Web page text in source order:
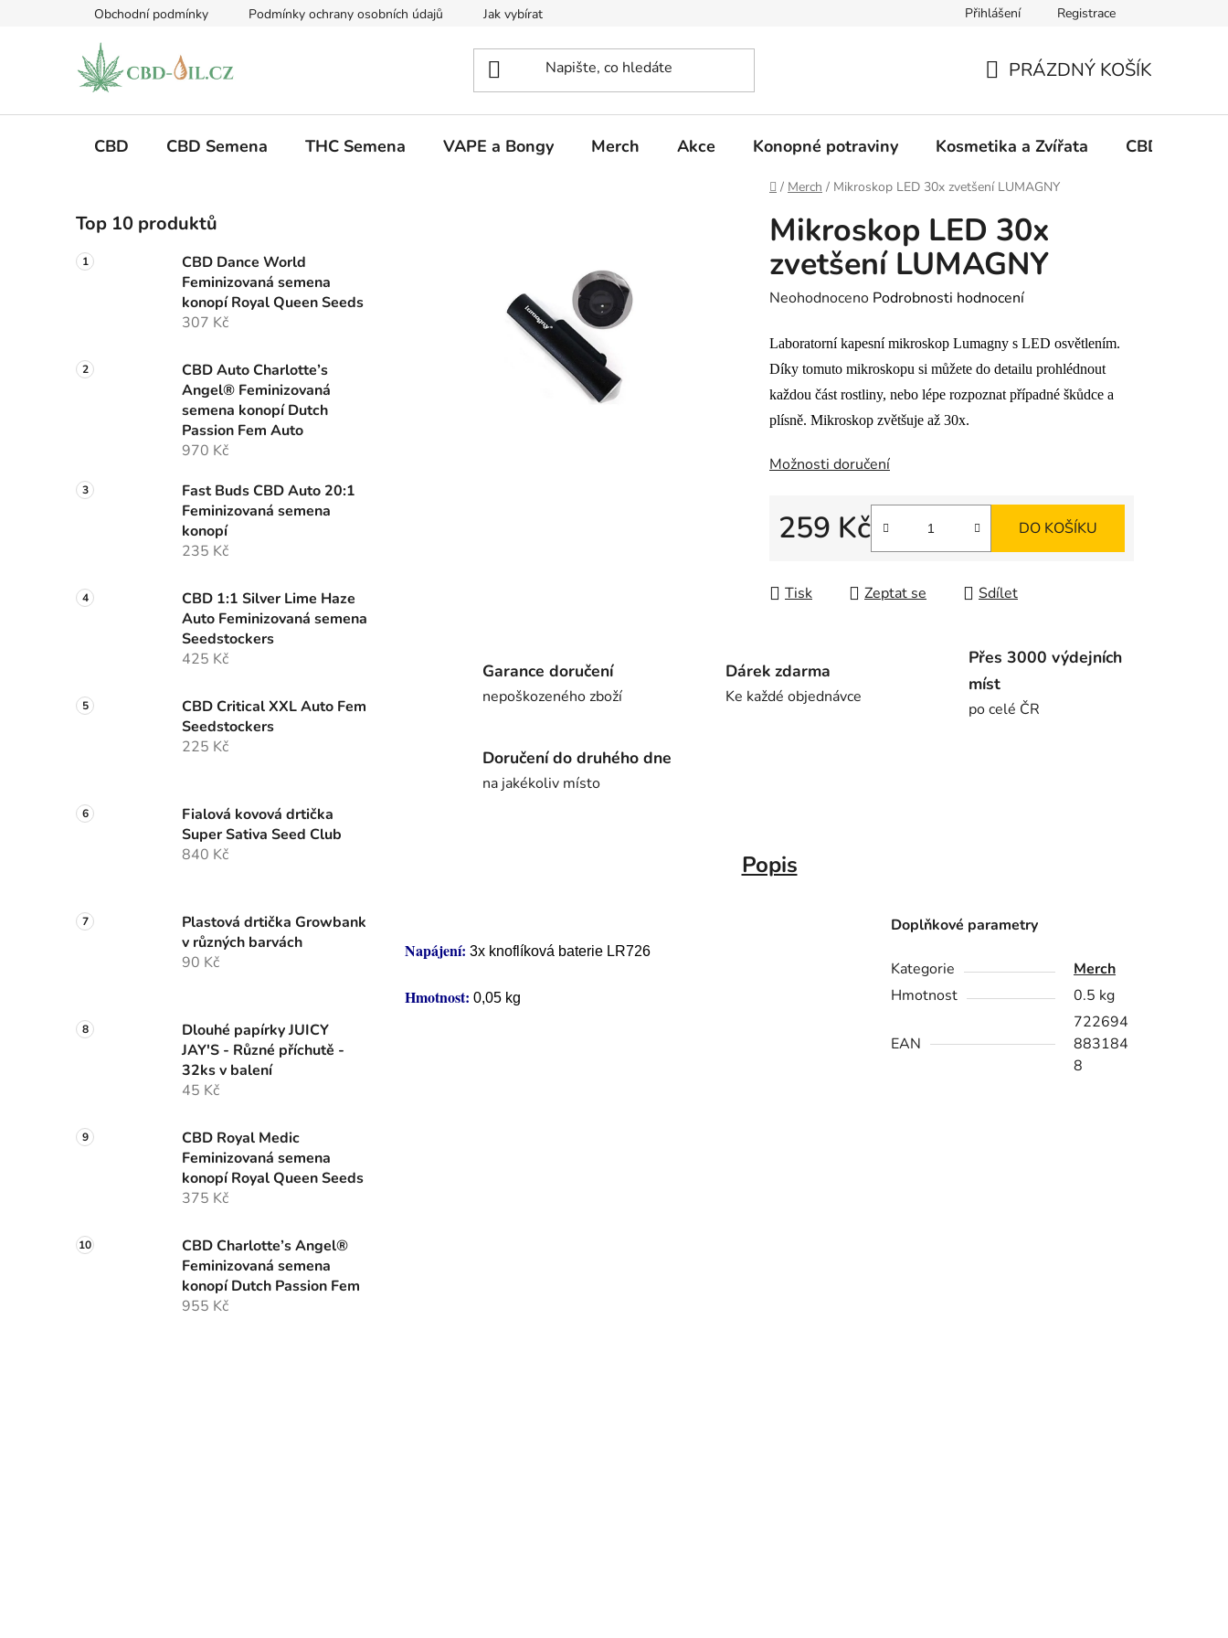
Obchodní podmínky Podmínky ochrany osobních údajů Jak vybírat Přihlášení Registrace
KOŠÍK
PRÁZDNÝ KOŠÍK
CBD CBD Semena THC Semena VAPE a Bongy Merch Akce Konopné potraviny Kosmetika a Zvířata CBD
Domů
/ Merch / Mikroskop LED 30x zvetšení LUMAGNY
o
s
t
n
e
Top 10 produktů
CBD Dance World
Feminizovaná semena
konopí Royal Queen Seeds
307 Kč
CBD Auto Charlotte’s
Angel® Feminizovaná
semena konopí Dutch
Passion Fem Auto
970 Kč
Fast Buds CBD Auto 20:1
Feminizovaná semena
konopí
235 Kč
CBD 1:1 Silver Lime Haze
Auto Feminizovaná semena
Seedstockers
425 Kč
CBD Critical XXL Auto Fem
Seedstockers
225 Kč
Fialová kovová drtička
Super Sativa Seed Club
840 Kč
Plastová drtička Growbank
v různých barvách
90 Kč
Dlouhé papírky JUICY
JAY'S - Různé příchutě -
32ks v balení
45 Kč
CBD Royal Medic
Feminizovaná semena
konopí Royal Queen Seeds
375 Kč
CBD Charlotte’s Angel®
Feminizovaná semena
konopí Dutch Passion Fem
955 Kč
Mikroskop LED 30x
zvetšení LUMAGNY
Průměrné
produktu
je
0,0
z
hvězdiček.
Neohodnoceno Podrobnosti hodnocení
Laboratorní kapesní mikroskop Lumagny s LED osvětlením.
Díky tomuto mikroskopu si můžete do detailu prohlédnout
každou část rostliny, nebo lépe rozpoznat případné škůdce a
plísně. Mikroskop zvětšuje až 30x.
Možnosti doručení
259 Kč DO KOŠÍKU
Tisk Zeptat se Sdílet
Garance doručení
nepoškozeného zboží
Dárek zdarma
Ke každé objednávce
Přes 3000 výdejních
míst
po celé ČR
Doručení do druhého dne
na jakékoliv místo
Popis
Napájení: 3x knoflíková baterie LR726
Hmotnost: 0,05 kg
Doplňkové parametry
Kategorie
Merch
Hmotnost
0.5 kg
EAN
722694
883184
8